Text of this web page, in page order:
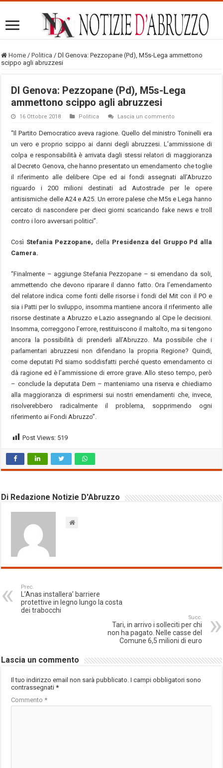
Home / Politica / Dl Genova: Pezzopane (Pd), M5s-Lega ammettono
scippo agli abruzzesi
Dl Genova: Pezzopane (Pd), M5s-Lega
ammettono scippo agli abruzzesi
16 Ottobre 2018 Politica Lascia un commento
“Il Partito Democratico aveva ragione. Quello del ministro Toninelli era
un vero e proprio scippo ai danni degli abruzzesi. L’ammissione di
colpa e responsabilità è arrivata dagli stessi relatori di maggioranza
al Decreto Genova, che hanno presentato un emendamento che toglie
il riferimento alle delibere Cipe ed ai fondi assegnati all’Abruzzo
riguardo i 200 milioni destinati ad Autostrade per le opere
antisismiche delle A24 e A25. Un errore palese che M5s e Lega hanno
cercato di nascondere per dieci giorni scaricando fake news e troll
contro i loro avversari politici”.
Così Stefania Pezzopane, della Presidenza del Gruppo Pd alla
Camera.
“Finalmente – aggiunge Stefania Pezzopane – si emendano da soli,
ammettendo che devono riparare il danno fatto. Ora l’emendamento
del relatore indica come fonti delle risorse i fondi del Mit con il PO e
sia i Patti per lo sviluppo, insomma mantiene ancora il riferimento alle
risorse destinate a Abruzzo e Lazio assegnando al Cipe le decisioni.
Insomma, correggono l’errore, restituiscono il maltolto, ma si tengono
ancora la possibilità di prenderli all’Abruzzo. Ma possibile che i
parlamentari abruzzesi non difendano la propria Regione? Quindi,
come deputati Pd siamo soddisfatti perché questo emendamento ci
dà ragione ed è l’ammissione di errore grave. Allo steso tempo, però
– conclude la deputata Dem – manteniamo una riserva e chiediamo
alla maggioranza di esprimersi sui nostri emendamenti che, invece,
risolverebbero radicalmente il problema, sopprimendo ogni
riferimento ai Fondi Abruzzo”.
Post Views: 519
Di Redazione Notizie D'Abruzzo
Prec.
L’Anas installera’ barriere
protettive in legno lungo la costa
dei trabocchi
Succ.
Tari, in arrivo i solleciti per chi
non ha pagato. Nelle casse del
Comune 6,5 milioni di euro
Lascia un commento
Il tuo indirizzo email non sarà pubblicato. I campi obbligatori sono
contrassegnati*
Commento*